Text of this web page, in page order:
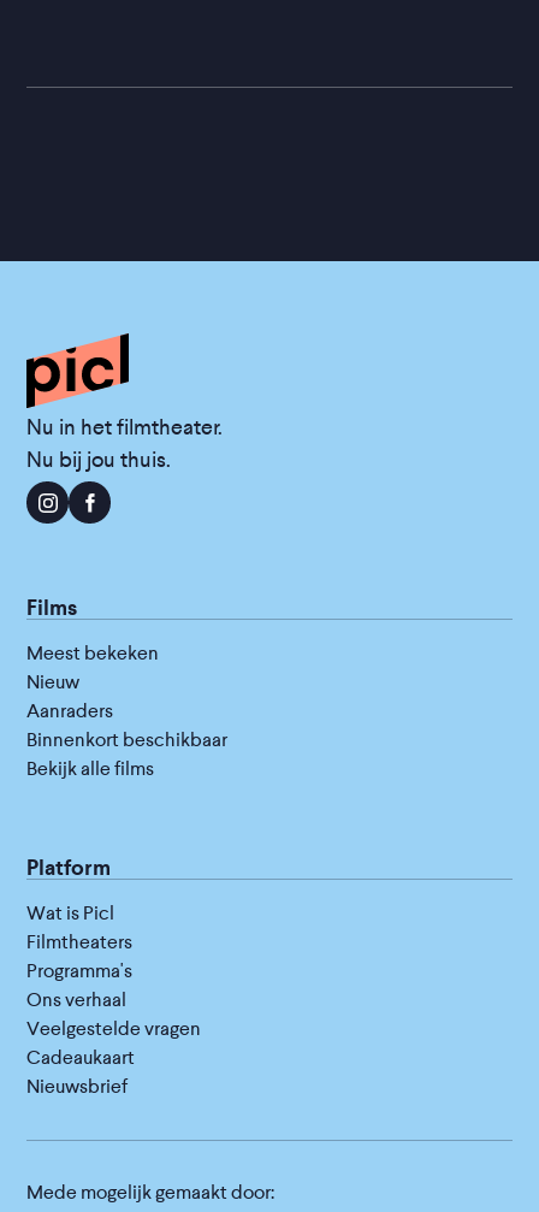
Nu in het filmtheater.
Nu bij jou thuis.
Films
Meest bekeken
Nieuw
Aanraders
Binnenkort beschikbaar
Bekijk alle films
Platform
Wat is Picl
Filmtheaters
Programma's
Ons verhaal
Veelgestelde vragen
Cadeaukaart
Nieuwsbrief
Mede mogelijk gemaakt door: